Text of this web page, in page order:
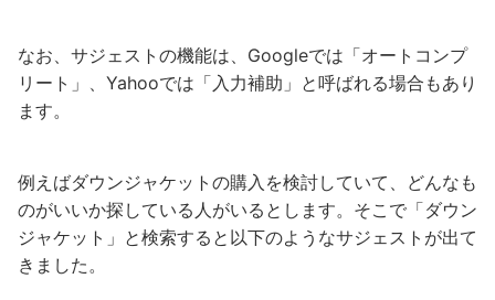
なお、サジェストの機能は、Googleでは「オートコンプ
リート」、Yahooでは「入力補助」と呼ばれる場合もあり
ます。
例えばダウンジャケットの購入を検討していて、どんなも
のがいいか探している人がいるとします。そこで「ダウン
ジャケット」と検索すると以下のようなサジェストが出て
きました。